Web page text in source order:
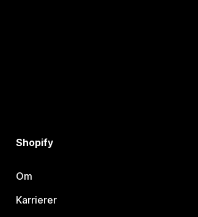
Shopify
Om
Karrierer